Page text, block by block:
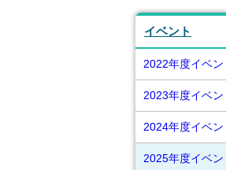
イベント
2022年度イベン
2023年度イベン
2024年度イベン
2025年度イベン